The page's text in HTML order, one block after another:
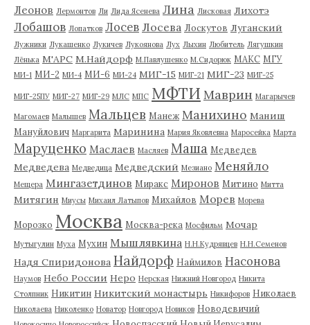
Леонов Лермонтов Ли Лида Ясенева Лина Лисковая Лихотэ
Лобашов Лопатков Лосев Лосева Лоскутов Луганский
Лужники Лукашенко Лукичев Лукоянова Лух Лыхин Любитель Лягушкин
Лёнька М'АРС М.Найдорф М.Павлушенко М.Сидорюк МАКС МГУ
МИ-1 МИ-2 МИ-4 МИ-6 МИ-24 МИГ-15 МИГ-21 МИГ-23 МИГ-25
МИГ-25ПУ МИГ-27 МИГ-29 МЛС МПС МФТИ Маврин Магарычев
Магомаев Малышев Мальцев Манеж Манихино Маниш
Мануйлович Маргарита Маринина Мария Яковлевна Маросейка Марта
Маруценко Маслаев Масляев Маша Медведев
Медведева Медведица Медведский Мезиано Меняйло
Мещера Мингазетдинов Миракс Миронов Митино Митта
Митягин Миусы Михаил Латыпов Михайлов Морев Морева
Морозко Москва Москва-река Мосфильм Мочар
Мутыгулин Муха Мухин Мышлявкина Н.Н.Кудрявцев Н.Н.Семенов
Надя Спиридонова Найдорф Наймилов Насонова
Наумов Небо России Неро Нерская Нижний Новгород Никита
Столпник Никитин Никитский монастырь Никифоров Николаев
Николаева Николенко Новатор Новгород Новиков Новодевичий